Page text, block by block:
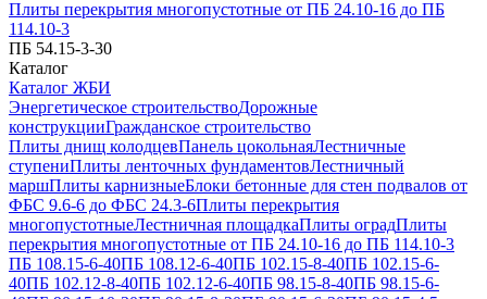
Плиты перекрытия многопустотные от ПБ 24.10-16 до ПБ
114.10-3
ПБ 54.15-3-30
Каталог
Каталог ЖБИ
Энергетическое строительствоДорожные
конструкцииГражданское строительство
Плиты днищ колодцевПанель цокольнаяЛестничные
ступениПлиты ленточных фундаментовЛестничный
маршПлиты карнизныеБлоки бетонные для стен подвалов от
ФБС 9.6-6 до ФБС 24.3-6Плиты перекрытия
многопустотныеЛестничная площадкаПлиты оградПлиты
перекрытия многопустотные от ПБ 24.10-16 до ПБ 114.10-3
ПБ 108.15-6-40ПБ 108.12-6-40ПБ 102.15-8-40ПБ 102.15-6-
40ПБ 102.12-8-40ПБ 102.12-6-40ПБ 98.15-8-40ПБ 98.15-6-